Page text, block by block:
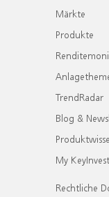
Märkte
Produkte
TrendRadar
Blog &
My KeyInvest
Rechtliche